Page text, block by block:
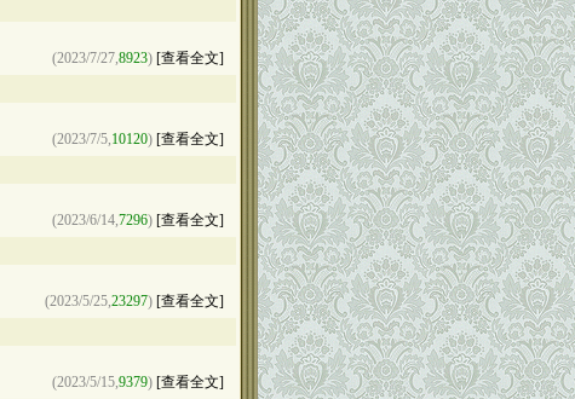
(2023/7/27,8923) [查看全文]
(2023/7/5,10120) [查看全文]
(2023/6/14,7296) [查看全文]
(2023/5/25,23297) [查看全文]
(2023/5/15,9379) [查看全文]